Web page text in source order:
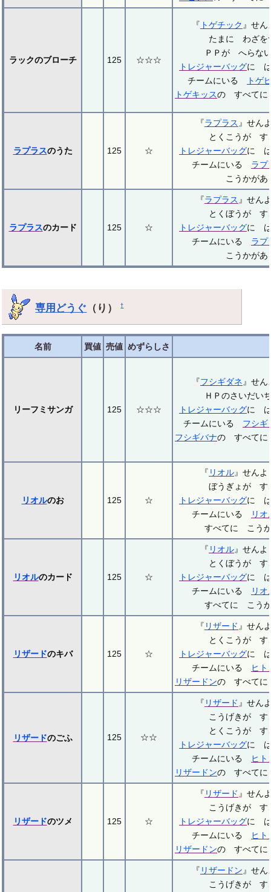
ラックのブローチ 125 ☆☆☆
『 トゲチック』せ
たまに わざを
ＰＰが へらな
トレジャーバッグに は
チームにいる
トゲ
トゲキッスの すべてに
ラプラスのうた 125 ☆
『ラプラス』せん
とくこうが す
トレジャーバッグに は
チームにいる ラプ
こうかがあ
ラプラスのカード 125 ☆
『ラプラス』せん
とくぼうが す
トレジャーバッグに は
チームにいる ラプ
こうかがあ
専用どうぐ （り）†
名前 買値 売値 めずらしさ
リーフミサンガ 125 ☆☆☆
『フシギダネ 』せ
ＨＰのさいだい
トレジャーバッグに は
チームにいる フシギ
フシギバナの すべてに
リオルのお 125 ☆
『 リオル』せん
ぼうぎょが す
トレジャーバッグに は
チームにいる
リオ
すべてに こう
リオルのカード 125 ☆
『 リオル』せん
とくぼうが す
トレジャーバッグに は
チームにいる
リオ
すべてに こう
リザードのキバ 125 ☆
『 リザード 』せん
とくこうが す
トレジャーバッグに は
チームにいる
ヒト
リザードンの すべてに
リザードのごふ 125 ☆☆
『 リザード 』せん
こうげきが す
とくこうが す
トレジャーバッグに は
チームにいる
ヒト
リザードンの すべてに
リザードのツメ 125 ☆
『 リザード 』せん
こうげきが す
トレジャーバッグに は
チームにいる
ヒト
リザードンの すべてに
『 リザードン 』せ
こうげきが す